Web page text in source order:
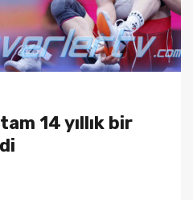
14 yıllık bir